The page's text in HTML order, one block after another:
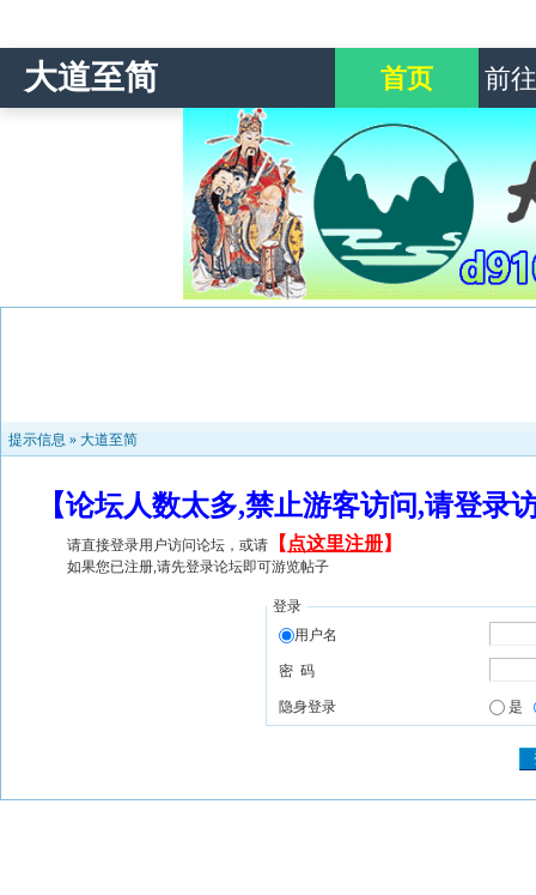
大道至简 首页 前
提示信息 » 大道至简
【论坛人数太多,禁止游客访问,请登
请直接登录用户访问论坛，或请 【 点这里注册】
如果您已注册,请先登录论坛即可游览帖子
登录
用户名
密 码
隐身登录 是